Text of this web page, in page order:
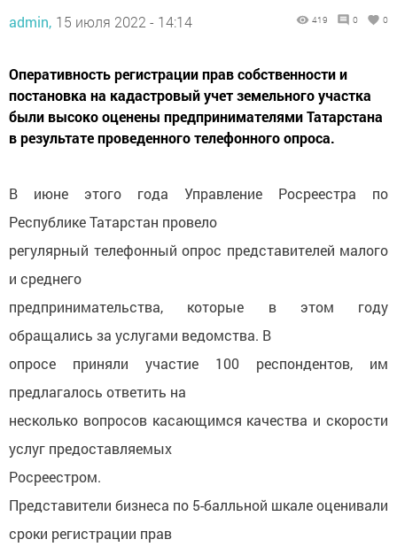
admin, 15 июля 2022 - 14:14 419 0 0
Оперативность регистрации прав собственности и
постановка на кадастровый учет земельного участка
были высоко оценены предпринимателями Татарстана
в результате проведенного телефонного опроса.
В июне этого года Управление Росреестра по
Республике Татарстан провело
регулярный телефонный опрос представителей малого
и среднего
предпринимательства, которые в этом году
обращались за услугами ведомства. В
опросе приняли участие 100 респондентов, им
предлагалось ответить на
несколько вопросов касающимся качества и скорости
услуг предоставляемых
Росреестром.
Представители бизнеса по 5-балльной шкале оценивали
сроки регистрации прав